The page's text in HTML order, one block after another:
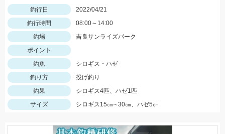
釣行日
2022/04/21
釣行時間
08:00～14:00
釣場
吉良サンライズパーク
ポイント
釣魚
シロギス・ハゼ
釣り方
投げ釣り
釣果
シロギス4匹、ハゼ1匹
サイズ
シロギス15㎝∼30㎝、ハゼ5㎝